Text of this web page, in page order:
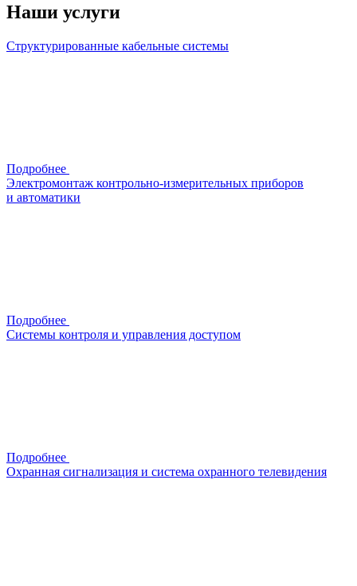
Наши услуги
Структурированные кабельные системы
Подробнее
Электромонтаж контрольно-измерительных приборов
и автоматики
Подробнее
Системы контроля и управления доступом
Подробнее
Охранная сигнализация и система охранного телевидения